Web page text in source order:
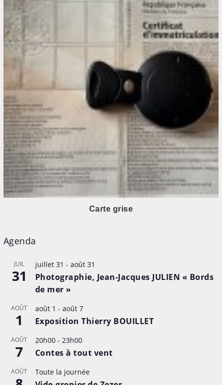
Carte grise
Agenda
JUIL
31
juillet 31 - août 31
Photographie, Jean-Jacques JULIEN « Bords
de mer »
AOÛT
1
août 1 - août 7
Exposition Thierry BOUILLET
AOÛT
7
20h00- 23h00
Contes à tout vent
AOÛT Toute la journée